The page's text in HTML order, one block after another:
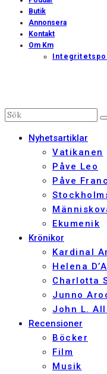
Butik
Annonsera
Kontakt
Om Km
Nyhetsartiklar
Vatikanen
Påve Leo
Påve
Ekumenik
Krönikor
Kardinal
Helena
Charlotta
Junno
John L.
Recensioner
Böcker
Film
Musik